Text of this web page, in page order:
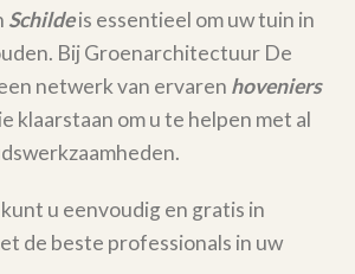
Schildeis essentieel om uw tuin in
Bij Groenarchitectuur De
netwerk van ervaren hoveniers
klaarstaan om u te helpen met al
u eenvoudig en gratis in
de beste professionals in uw